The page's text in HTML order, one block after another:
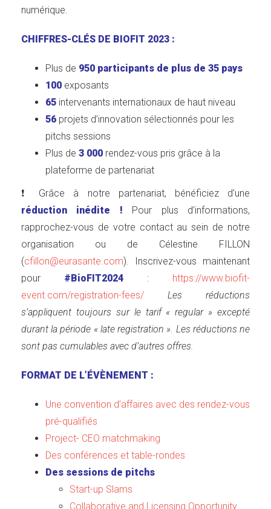
numérique.
CHIFFRES-CLÉS DE BIOFIT 2023 :
Plus de 950 participants de plus de 35 pays
100 exposants
65 intervenants internationaux de haut niveau
56 projets d’innovation sélectionnés pour les
pitchs sessions
Plus de 3 000 rendez-vous pris grâce à la
plateforme de partenariat
❗ Grâce à notre partenariat, bénéficiez d’une
réduction inédite ! Pour plus d’informations,
rapprochez-vous de votre contact au sein de notre
organisation ou de Célestine FILLON
(cfillon@eurasante.com). Inscrivez-vous maintenant
pour #BioFIT2024 : https://www.biofit-
event.com/registration-fees/ Les réductions
s’appliquent toujours sur le tarif « regular » excepté
durant la période « late registration ». Les réductions ne
sont pas cumulables avec d’autres offres.
FORMAT DE L’ÉVÈNEMENT :
Une convention d’affaires avec des rendez-vous
pré-qualifiés
Project- CEO matchmaking
Des conférences et table-rondes
Des sessions de pitchs
Start-up Slams
Collaborative and Licensing Opportunity